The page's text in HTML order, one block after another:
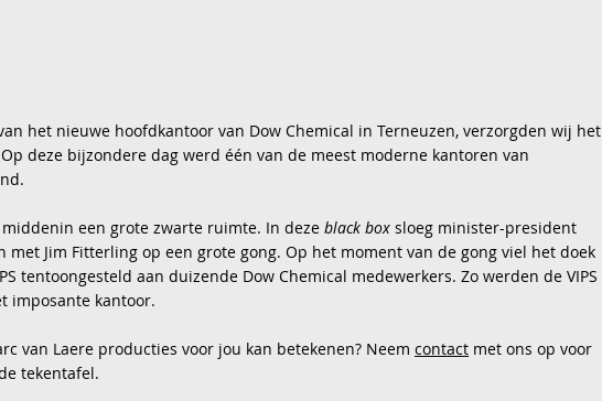
het nieuwe hoofdkantoor van Dow Chemical in Terneuzen, verzorgden wij het
deze bijzondere dag werd één van de meest moderne kantoren van
middenin een grote zwarte ruimte. In deze black box sloeg minister-president
met Jim Fitterling op een grote gong. Op het moment van de gong viel het doek
tentoongesteld aan duizende Dow Chemical medewerkers. Zo werden de VIPS
imposante kantoor.
van Laere producties voor jou kan betekenen? Neem contact met ons op voor
tekentafel.